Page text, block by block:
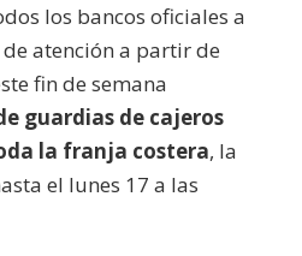
los bancos oficiales a
atención a partir de
fin de semana
guardias de cajeros
la franja costera, la
el lunes 17 a las